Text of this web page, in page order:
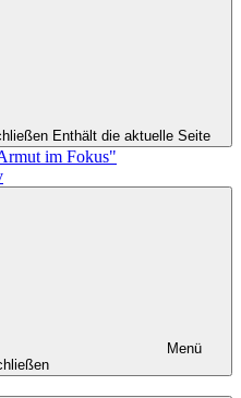
Enthält die aktuelle Seite
im Fokus"
Menü